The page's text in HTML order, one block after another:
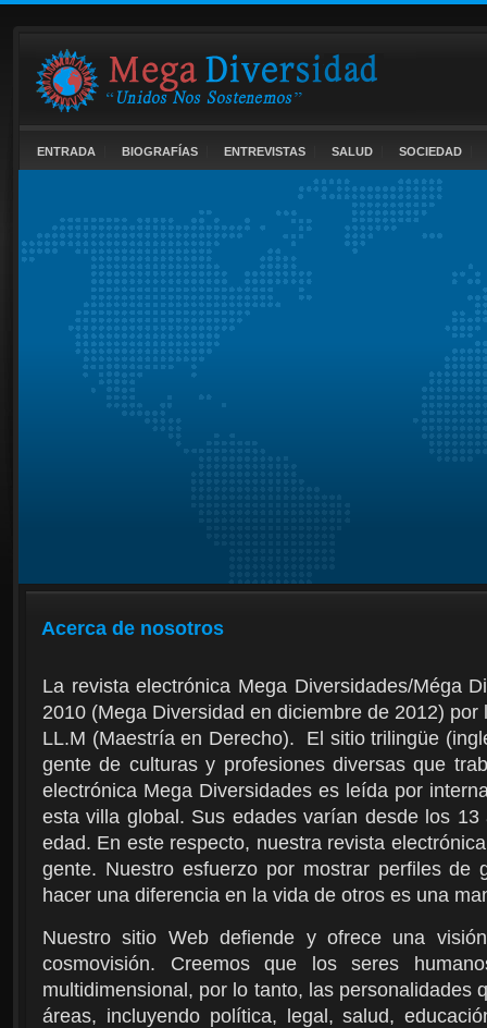
ENTRADA BIOGRAFÍAS ENTREVISTAS SALUD SOCIEDAD
Acerca de nosotros
La revista electrónica Mega Diversidades/Méga
2010 (Mega Diversidad en diciembre de 2012)
LL.M (Maestría en Derecho). El sitio trilingüe
gente de culturas y profesiones diversas que
electrónica Mega Diversidades es leída por
esta villa global. Sus edades varían desde los
edad. En este respecto, nuestra revista
gente. Nuestro esfuerzo por mostrar perfiles de
hacer una diferencia en la vida de otros es una
Nuestro sitio Web defiende y ofrece una
cosmovisión. Creemos que los seres
multidimensional, por lo tanto, las personalidades
áreas, incluyendo política, legal, salud,